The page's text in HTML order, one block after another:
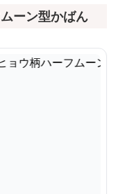
ーン型かばん